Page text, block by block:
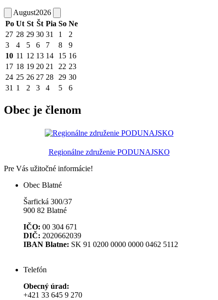
August2026
Po Ut St Št Pia So Ne
27 28 29 30 31 1
2
3
4 5 6 7 8
9
10 11 12 13 14 15 16
17 18 19 20 21 22 23
24 25 26 27 28 29 30
31 1 2 3 4 5 6
Obec je členom
Regionálne združenie PODUNAJSKO
Pre Vás užitočné informácie!
Obec Blatné
Šarfická 300/37
900 82 Blatné
IČO: 00 304 671
DIČ: 2020662039
IBAN Blatne: SK 91 0200 0000 0000 0462 5112
Telefón
Obecný úrad:
+421 33 645 9 270